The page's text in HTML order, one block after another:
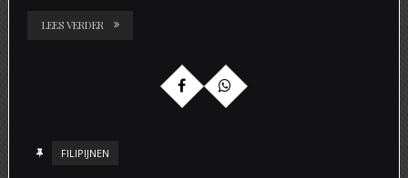
LEES VERDER
FILIPIJNEN